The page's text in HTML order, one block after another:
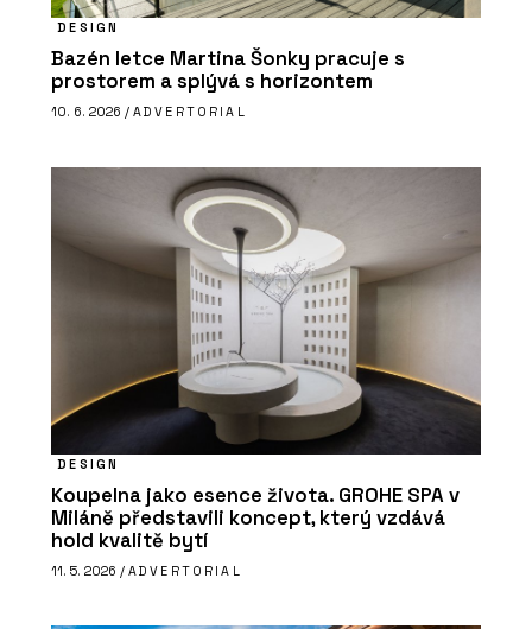
DESIGN
Bazén letce Martina Šonky pracuje s
prostorem a splývá s horizontem
10. 6. 2026 / ADVERTORIAL
DESIGN
Koupelna jako esence života. GROHE SPA v
Miláně představili koncept, který vzdává
hold kvalitě bytí
11. 5. 2026 / ADVERTORIAL